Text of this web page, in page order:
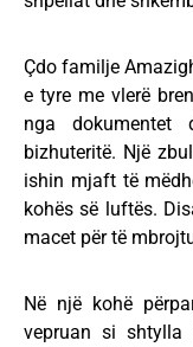
Çdo familje
e tyre me vlerë
nga
bizhuteritë. Një
ishin mjaft të
kohës së luftës.
macet për të
Në një kohë
vepruan si shtylla